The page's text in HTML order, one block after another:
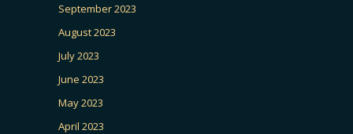
September 2023
August 2023
July 2023
June 2023
May 2023
April 2023